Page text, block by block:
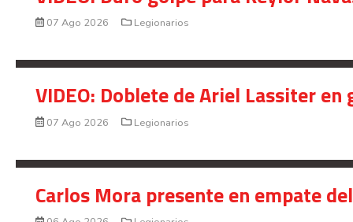
07 Ago 2026 Legionarios
VIDEO: Doblete de Ariel Lassiter
07 Ago 2026 Legionarios
Carlos Mora presente en empate